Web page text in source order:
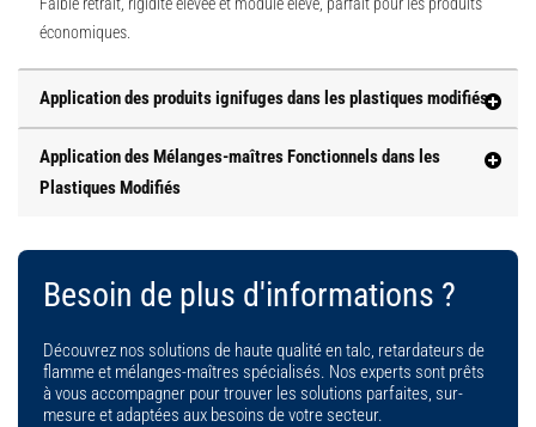
Faible retrait, rigidité élevée et module élevé, parfait pour les produits
économiques.
Application des produits ignifuges dans les plastiques modifiés
Application des Mélanges-maîtres Fonctionnels dans les
Plastiques Modifiés
Besoin de plus d'informations ?
Découvrez nos solutions de haute qualité en talc, retardateurs de
flamme et mélanges-maîtres spécialisés. Nos experts sont prêts
à vous accompagner pour trouver les solutions parfaites, sur-
mesure et adaptées aux besoins de votre secteur.